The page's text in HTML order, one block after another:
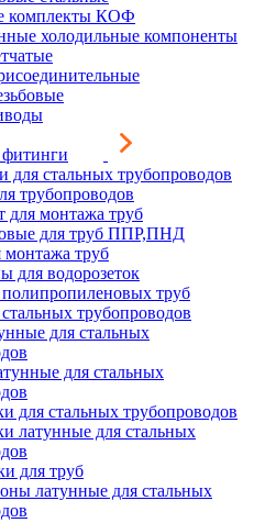
комплекты КОФ
холодильные компоненты
для стальных трубопроводов
трубопроводов
для монтажа труб
для труб ППР,ПНД
труб
для водорозеток
труб
трубопроводов
для стальных
для стальных
для стальных трубопроводов
латунные для стальных
для труб
латунные для стальных